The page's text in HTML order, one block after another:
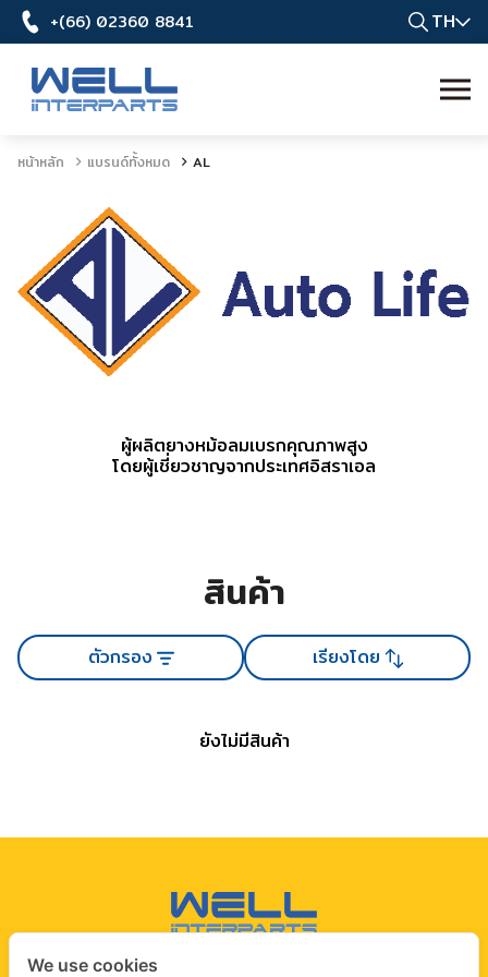
+(66) 02360 8841 TH
หน้าหลัก แบรนด์ทั้งหมด AL
ผู้ผลิตยางหม้อลมเบรกคุณภาพสูง
โดยผู้เชี่ยวชาญจากประเทศอิสราเอล
สินค้า
ตัวกรอง เรียงโดย
ยังไม่มีสินค้า
We use cookies